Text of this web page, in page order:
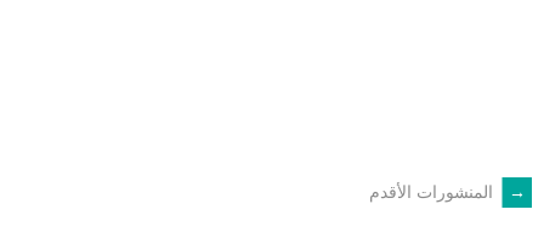
POSTS
← المنشورات الأقدم